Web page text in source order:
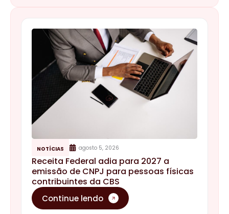
NOTÍCIAS agosto 5, 2026
Receita Federal adia para 2027 a
emissão de CNPJ para pessoas físicas
contribuintes da CBS
Continue lendo